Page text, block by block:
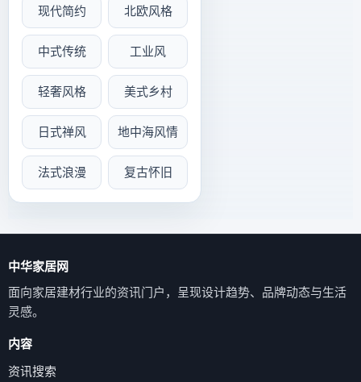
现代简约 北欧风格
中式传统 工业风
轻奢风格 美式乡村
日式禅风 地中海风情
法式浪漫 复古怀旧
中华家居网
面向家居建材行业的资讯门户，呈现设计趋势、品牌动态与生活
灵感。
内容
资讯搜索